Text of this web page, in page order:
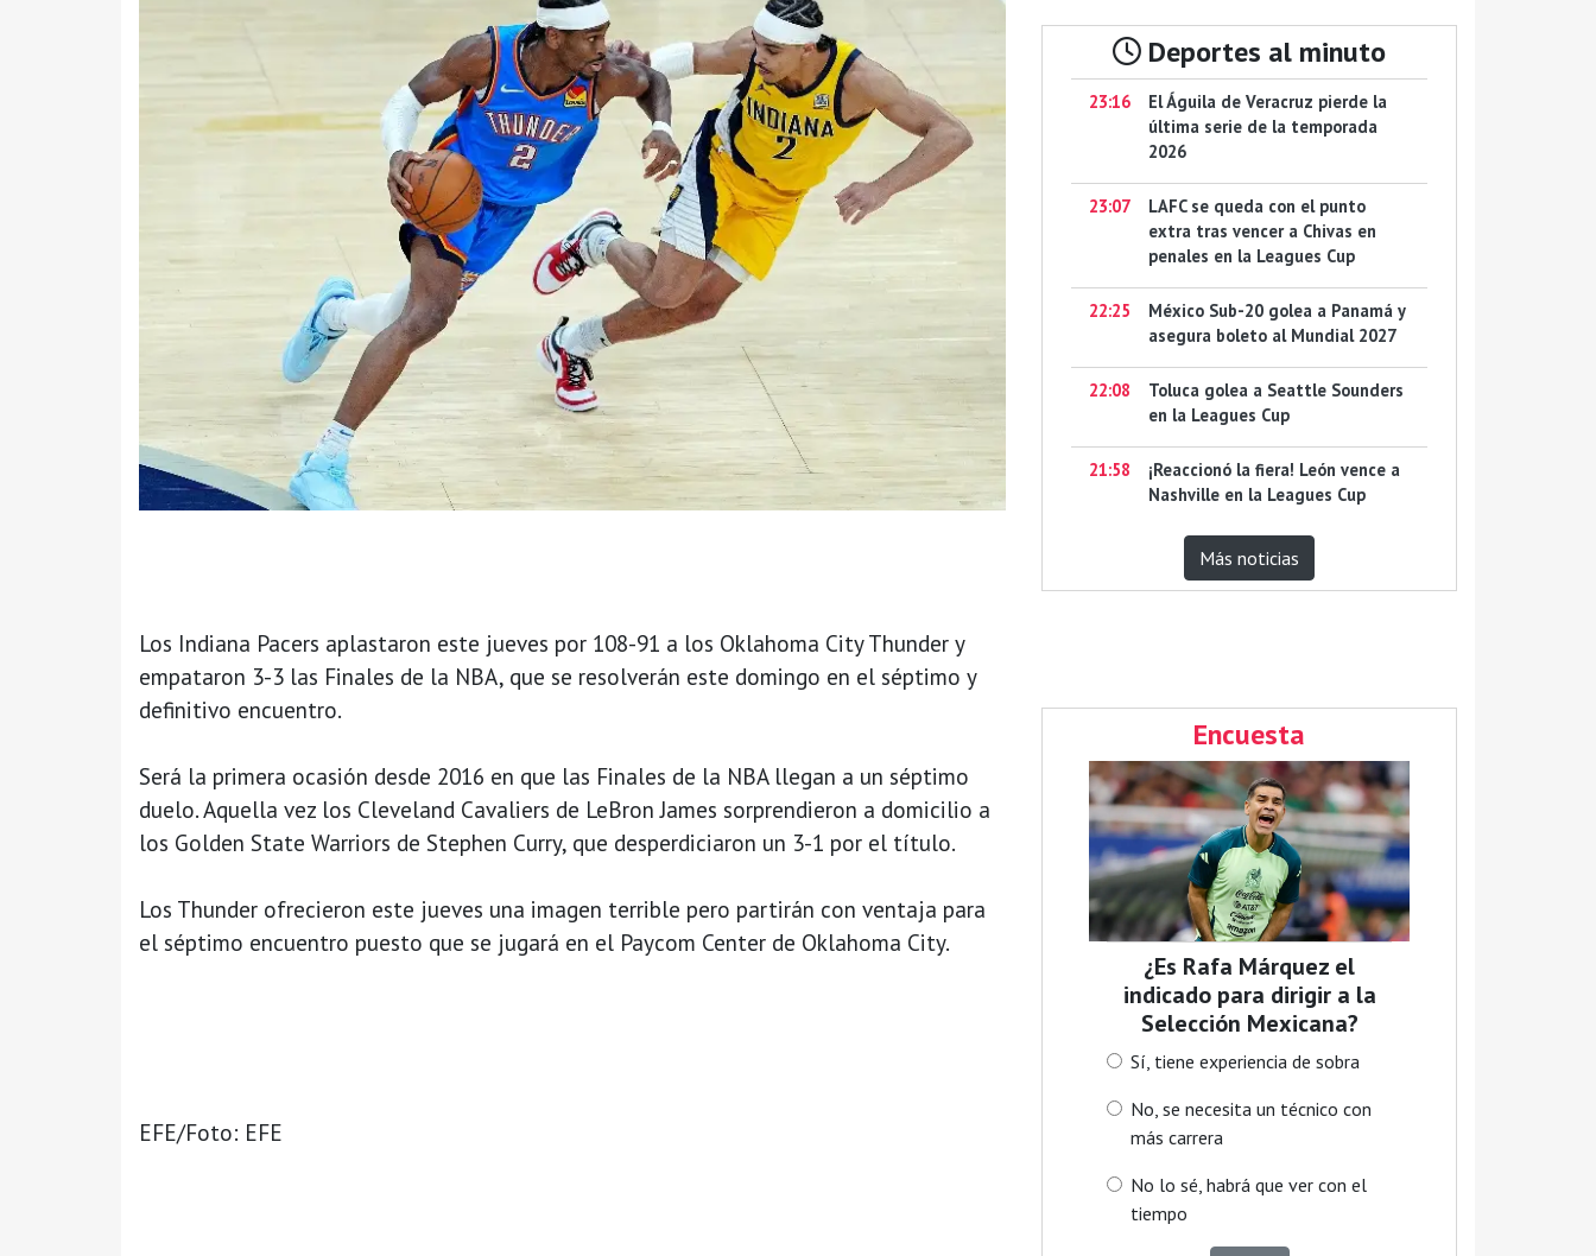
Los Indiana Pacers aplastaron este jueves por 108-91 a los Oklahoma City Thunder y
empataron 3-3 las Finales de la NBA, que se resolverán este domingo en el séptimo y
definitivo encuentro.
Será la primera ocasión desde 2016 en que las Finales de la NBA llegan a un séptimo
duelo. Aquella vez los Cleveland Cavaliers de LeBron James sorprendieron a domicilio a
los Golden State Warriors de Stephen Curry, que desperdiciaron un 3-1 por el título.
Los Thunder ofrecieron este jueves una imagen terrible pero partirán con ventaja para
el séptimo encuentro puesto que se jugará en el Paycom Center de Oklahoma City.
EFE/Foto: EFE
Deportes al minuto
23:16
El Águila de Veracruz pierde la
última serie de la temporada
2026
23:07
LAFC se queda con el punto
extra tras vencer a Chivas en
penales en la Leagues Cup
22:25
México Sub-20 golea a Panamá y
asegura boleto al Mundial 2027
22:08
Toluca golea a Seattle Sounders
en la Leagues Cup
21:58
¡Reaccionó la fiera! León vence a
Nashville en la Leagues Cup
Más noticias
Encuesta
¿Es Rafa Márquez el
indicado para dirigir a la
Selección Mexicana?
Sí, tiene experiencia de sobra
No, se necesita un técnico con
más carrera
No lo sé, habrá que ver con el
tiempo